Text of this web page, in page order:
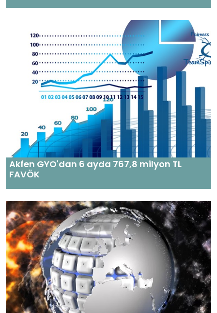
Akfen GYO'dan 6 ayda 767,8 milyon TL
FAVÖK